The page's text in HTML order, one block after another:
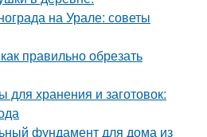
на Урале: советы
правильно обрезать
для хранения и заготовок:
фундамент для дома из